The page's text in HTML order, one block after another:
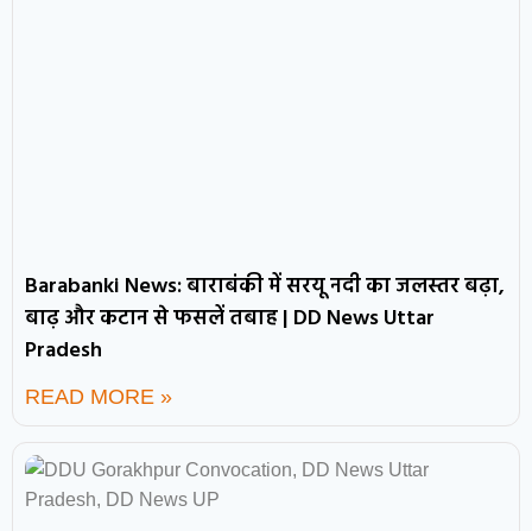
Barabanki News: बाराबंकी में सरयू नदी का जलस्तर बढ़ा,
बाढ़ और कटान से फसलें तबाह | DD News Uttar
Pradesh
READ MORE »